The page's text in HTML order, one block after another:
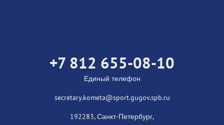
+7 812 655-08-10
Единый телефон
secretary.kometa@sport.gugov.spb.ru
192283, Санкт-Петербург,